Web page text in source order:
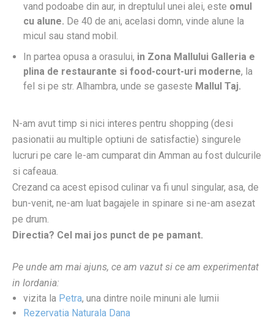
vand podoabe din aur, in dreptulul unei alei, este omul
cu alune. De 40 de ani, acelasi domn, vinde alune la
micul sau stand mobil.
In partea opusa a orasului, in Zona Mallului Galleria e
plina de restaurante si food-court-uri moderne, la
fel si pe str. Alhambra, unde se gaseste Mallul Taj.
N-am avut timp si nici interes pentru shopping (desi
pasionatii au multiple optiuni de satisfactie) singurele
lucruri pe care le-am cumparat din Amman au fost dulcurile
si cafeaua.
Crezand ca acest episod culinar va fi unul singular, asa, de
bun-venit, ne-am luat bagajele in spinare si ne-am asezat
pe drum.
Directia? Cel mai jos punct de pe pamant.
Pe unde am mai ajuns, ce am vazut si ce am experimentat
in Iordania:
vizita la Petra, una dintre noile minuni ale lumii
Rezervatia Naturala Dana